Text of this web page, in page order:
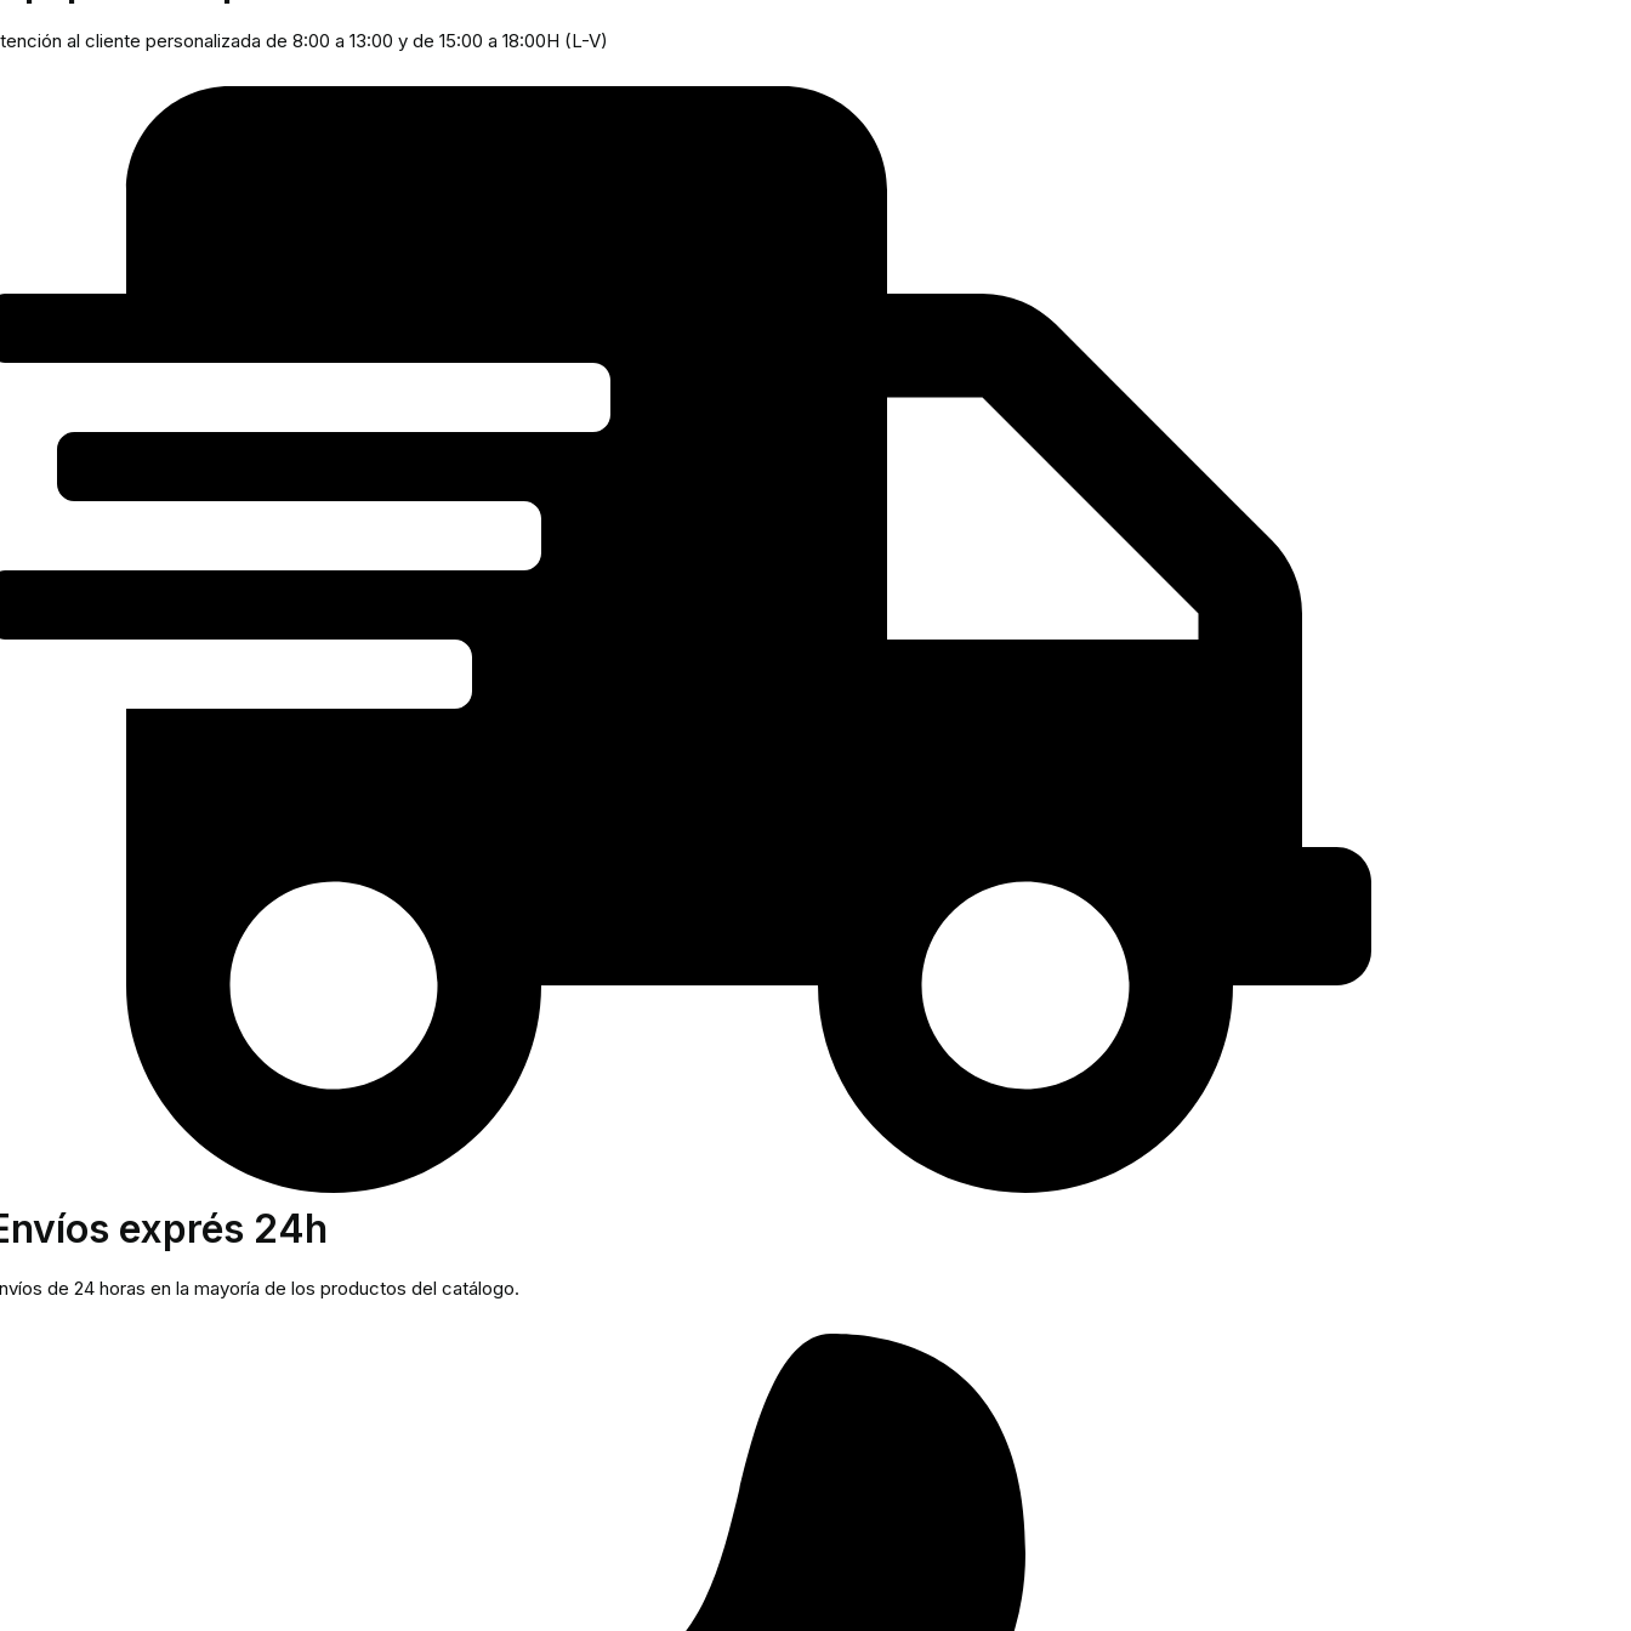
al cliente personalizada de 8:00 a 13:00 y de 15:00 a 18:00H (L-V)
exprés 24h
de 24 horas en la mayoría de los productos del catálogo.